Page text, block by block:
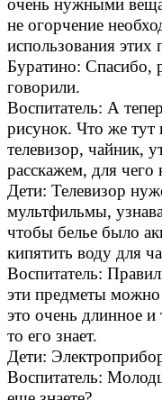
очень нужными
не огорчение
использования этих
Буратино: Спасибо,
говорили.
Воспитатель: А
рисунок. Что же тут
телевизор, чайник,
расскажем, для
Дети: Телевизор
мультфильмы,
чтобы белье было
кипятить воду для
Воспитатель:
эти предметы
это очень длинное
то его знает.
Дети:
Воспитатель: